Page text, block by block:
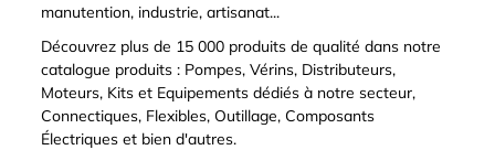
manutention, industrie, artisanat...
Découvrez plus de 15 000 produits de qualité dans notre
catalogue produits : Pompes, Vérins, Distributeurs,
Moteurs, Kits et Equipements dédiés à notre secteur,
Connectiques, Flexibles, Outillage, Composants
Électriques et bien d'autres.